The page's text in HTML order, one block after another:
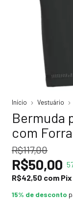
Início Vestuário
Bermuda
com
R$117,00
R$50,00
R$42,50 com Pix
15% de desconto